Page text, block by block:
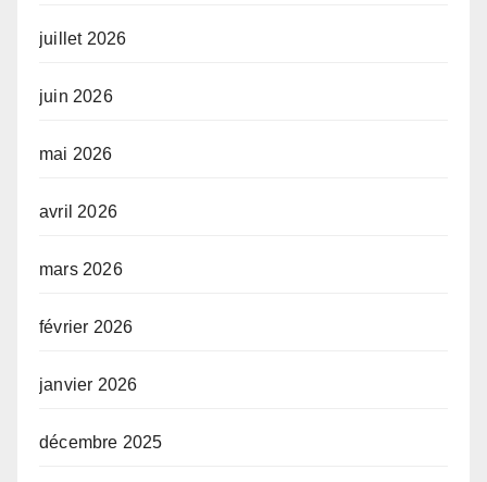
juillet 2026
juin 2026
mai 2026
avril 2026
mars 2026
février 2026
janvier 2026
décembre 2025